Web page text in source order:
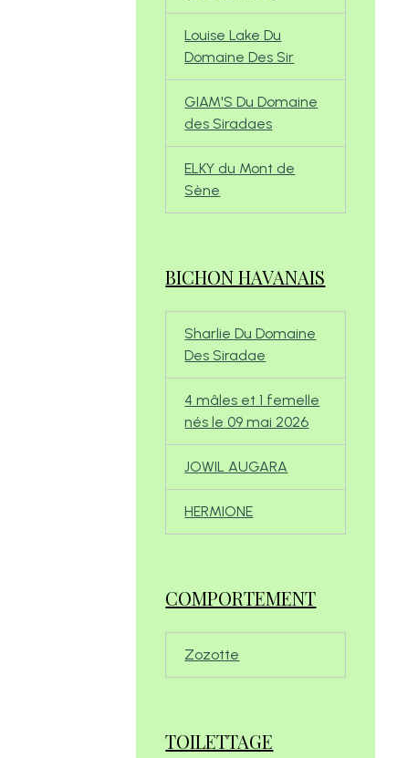
Louise Lake Du
Domaine Des Sir
GIAM'S Du Domaine
des Siradaes
ELKY du Mont de
Sène
BICHON HAVANAIS
Sharlie Du Domaine
Des Siradae
4 mâles et 1 femelle
nés le 09 mai 2026
JOWIL AUGARA
HERMIONE
COMPORTEMENT
Zozotte
TOILETTAGE